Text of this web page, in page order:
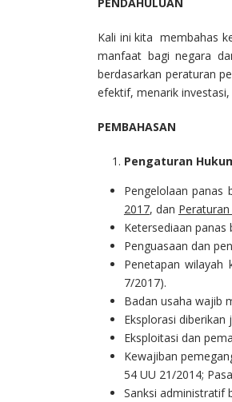
Kali ini kita membahas
manfaat bagi negara
berdasarkan peraturan
efektif, menarik
PEMBAHASAN
Pengaturan
Pengelolaan panas
2017, dan
Ketersediaan
Penguasaan dan
Penetapan wilayah
7/2017).
Badan usaha wajib
Eksplorasi
Eksploitasi dan
Kewajiban
54 UU 21/2014;
Sanksi administratif